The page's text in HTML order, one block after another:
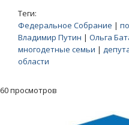
Теги:
Федеральное Собрание |
Владимир Путин | Ольга
многодетные семьи |
области
60 просмотров